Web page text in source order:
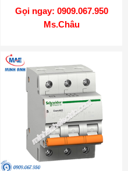
Gọi ngay: 0909.067.950
Ms.Châu